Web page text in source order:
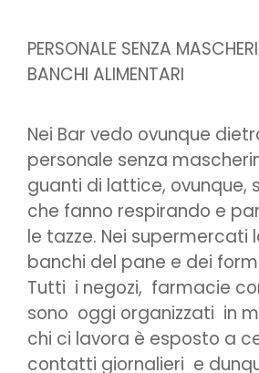
PERSONALE SENZA
BANCHI ALIMENTARI
Nei Bar vedo ovunque
personale senza
guanti di lattice, ovunque,
che fanno respirando e
le tazze. Nei supermercati
banchi del pane e dei
Tutti i negozi, farmacie
sono oggi organizzati in
chi ci lavora è esposto a
contatti giornalieri e